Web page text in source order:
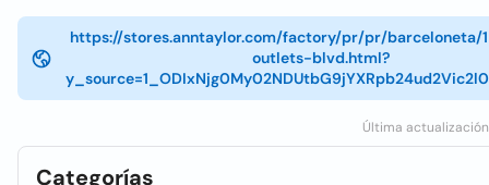
https://stores.anntaylor.com/factory/pr/pr/barceloneta/
outlets-blvd.html?
Última
Categorías